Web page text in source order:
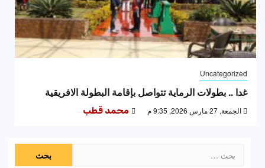
Uncategorized
غدا .. بطولات الرماية تتواصل بإقامة البطولة الافريقية
الجمعة, 27 مارس 2026, 9:35 م محمد قطب
عن: